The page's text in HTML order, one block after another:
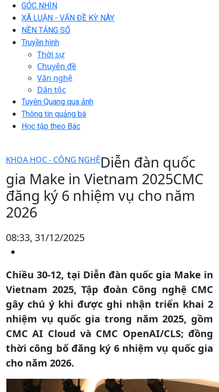
GÓC NHÌN
XÃ LUẬN - VẤN ĐỀ KỲ NÀY
NỀN TẢNG SỐ
Truyền hình
Thời sự
Chuyên đề
Văn nghệ
Dân tộc
Tuyên Quang qua ảnh
Thông tin quảng bá
Học tập theo Bác
KHOA HỌC - CÔNG NGHỆDiễn đàn quốc
gia Make in Vietnam 2025CMC
đăng ký 6 nhiệm vụ cho năm
2026
08:33, 31/12/2025
Chiều 30-12, tại Diễn đàn quốc gia Make in
Vietnam 2025, Tập đoàn Công nghệ CMC
gây chú ý khi được ghi nhận triển khai 2
nhiệm vụ quốc gia trong năm 2025, gồm
CMC AI Cloud và CMC OpenAI/CLS; đồng
thời công bố đăng ký 6 nhiệm vụ quốc gia
cho năm 2026.